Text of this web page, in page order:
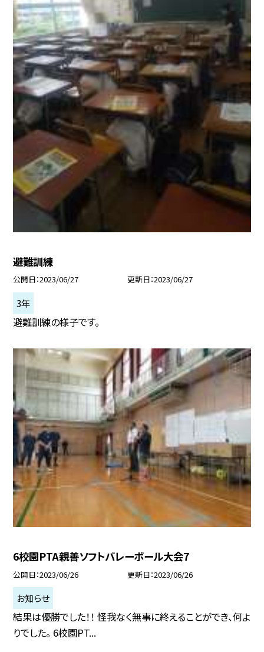
避難訓練
公開日 2023/06/27 更新日 2023/06/27
3年
避難訓練の様子です。
6校園PTA親善ソフトバレーボール大会7
公開日 2023/06/26 更新日 2023/06/26
お知らせ
結果は優勝でした！！ 怪我なく無事に終えることができ、何よ
りでした。 6校園PT...